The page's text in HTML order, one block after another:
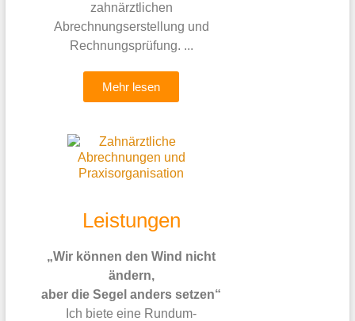
zahnärztlichen
Abrechnungserstellung und
Rechnungsprüfung. ...
Mehr lesen
Leistungen
„Wir können den Wind nicht
ändern,
aber die Segel anders setzen“
Ich biete eine Rundum-